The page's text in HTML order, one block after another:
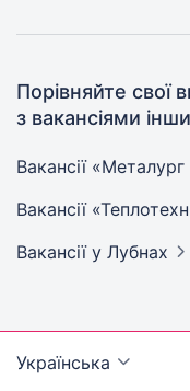
Порівняйте свої
з вакансіями
Вакансії «Металург
Вакансії
Вакансії у Лубнах
Українська